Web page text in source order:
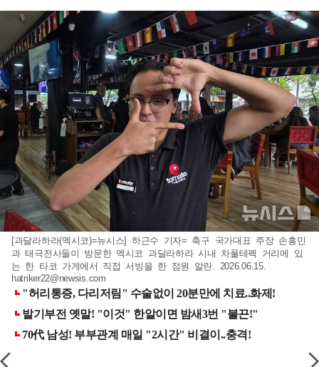
[과달라하라(멕시코)=뉴시스] 하근수 기자= 축구 국가대표 주장 손흥민
과 태극전사들이 방문한 멕시코 과달라하라 시내 차풀테펙 거리에 있
는 한 타코 가게에서 직접 서빙을 한 점원 알란. 2026.06.15.
hatriker22@newsis.com